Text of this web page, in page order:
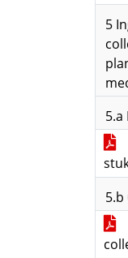
5
5.a